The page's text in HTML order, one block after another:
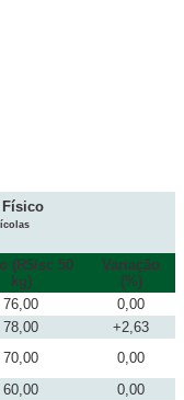
Físico
(R$/sc 50
kg)
Variação
(%)
76,00
0,00
78,00
+2,63
70,00
0,00
60,00
0,00